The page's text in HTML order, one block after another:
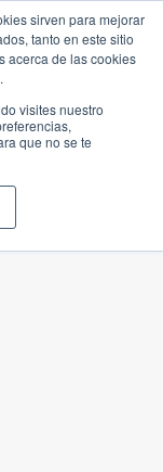
sirven para mejorar
tanto en este sitio
acerca de las cookies
visites nuestro
que no se te